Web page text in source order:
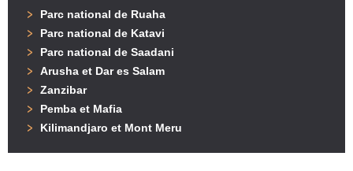
Parc national de Ruaha
Parc national de Katavi
Parc national de Saadani
Arusha et Dar es Salam
Zanzibar
Pemba et Mafia
Kilimandjaro et Mont Meru